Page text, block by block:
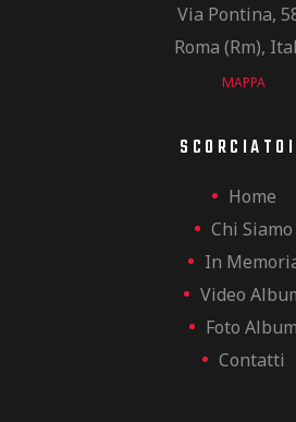
Via Pontina,
Roma (Rm),
MAPPA
Home
Chi Siamo
In
Video
Foto Album
Contatti